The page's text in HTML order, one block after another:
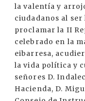
la valentía y
ciudadanos al
proclamar la II
celebrado en la
eibarresa,
la vida política y
señores D.
Hacienda, D.